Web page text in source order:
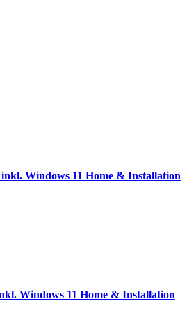
Windows 11 Home & Installation
Windows 11 Home & Installation